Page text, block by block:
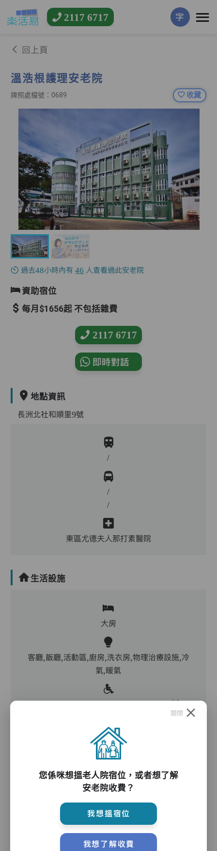
2117 6717 字
回上頁
溫浩根護理安老院
牌照處檔號：0689 收藏
過去48小時內有46 人查看過此安老院
資助宿位
每月$1656起 不包括雜費
2117 6717
即時對話
地點資訊
長洲北社和順里9號
/
/
/
東區尤德夫人那打素醫院
生活設施
大房
客廳,飯廳,活動區,廚房,洗衣房,物理治療設施,冷
氣,暖氣
主管,助理員,護理員,保健員,護士,物理治療師,職
業治療師,註冊社工,到診醫生,外展牙科
關閉
您係咪想搵老人院宿位，或者想了解
安老院收費？
我想搵宿位
我想了解收費